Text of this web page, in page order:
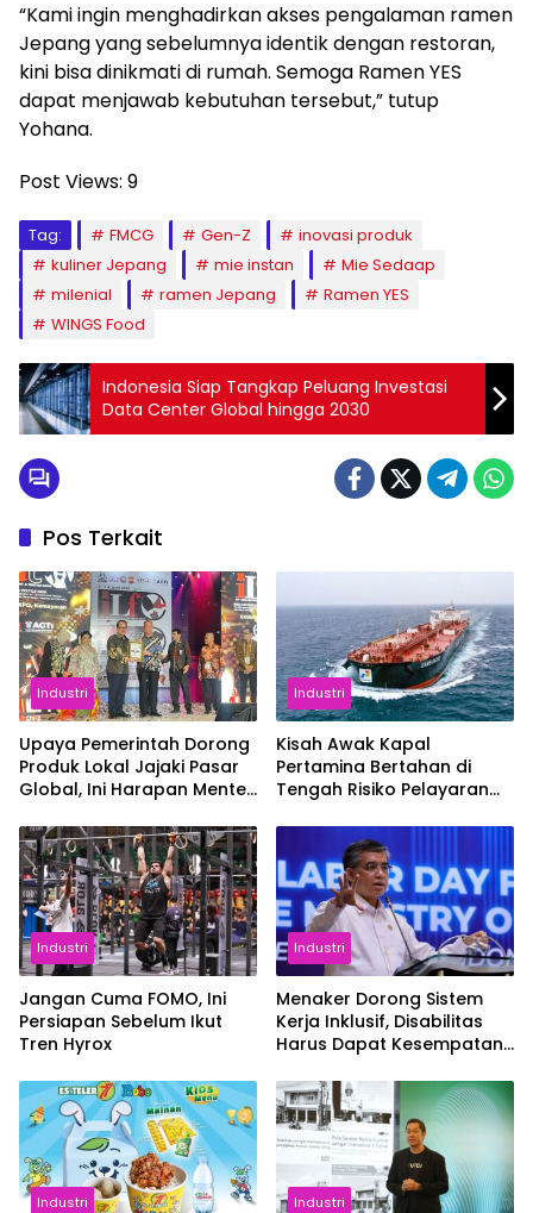
“Kami ingin menghadirkan akses pengalaman ramen
Jepang yang sebelumnya identik dengan restoran,
kini bisa dinikmati di rumah. Semoga Ramen YES
dapat menjawab kebutuhan tersebut,” tutup
Yohana.
Post Views: 9
Tag: FMCG Gen-Z
inovasi produk
kuliner Jepang
mie instan
Mie Sedaap
milenial
ramen Jepang
Ramen YES
WINGS Food
Indonesia Siap Tangkap Peluang Investasi
Data Center Global hingga 2030
Pos Terkait
Industri
Upaya Pemerintah Dorong
Produk Lokal Jajaki Pasar
Global, Ini Harapan Menteri
dan IGT Expo 2026
Industri
Kisah Awak Kapal
Pertamina Bertahan di
Tengah Risiko Pelayaran
Industri
Jangan Cuma FOMO, Ini
Persiapan Sebelum Ikut
Tren Hyrox
Industri
Menaker Dorong Sistem
Kerja Inklusif, Disabilitas
Harus Dapat Kesempatan
Industri Industri